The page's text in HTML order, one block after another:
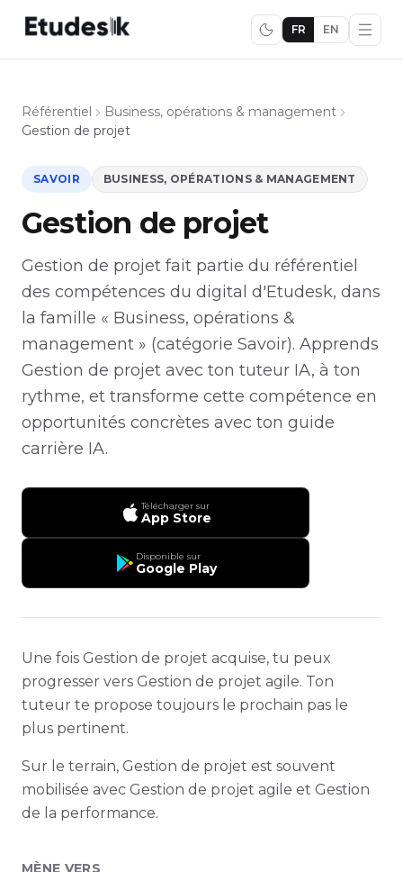
FR EN
Référentiel
Business, opérations & management
Gestion de projet
SAVOIR BUSINESS, OPÉRATIONS & MANAGEMENT
Gestion de projet
Gestion de projet fait partie du référentiel
des compétences du digital d'Etudesk, dans
la famille « Business, opérations &
management » (catégorie Savoir). Apprends
Gestion de projet avec ton tuteur IA, à ton
rythme, et transforme cette compétence en
opportunités concrètes avec ton guide
carrière IA.
Télécharger sur
App Store
Disponible sur
Google Play
Une fois Gestion de projet acquise, tu peux
progresser vers Gestion de projet agile. Ton
tuteur te propose toujours le prochain pas le
plus pertinent.
Sur le terrain, Gestion de projet est souvent
mobilisée avec Gestion de projet agile et Gestion
de la performance.
MÈNE VERS